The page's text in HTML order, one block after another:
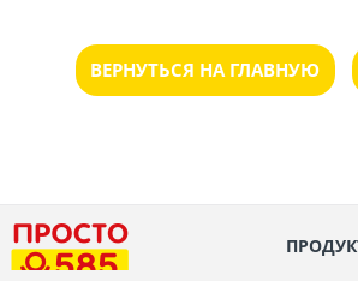
ВЕРНУТЬСЯ НА ГЛАВНУЮ